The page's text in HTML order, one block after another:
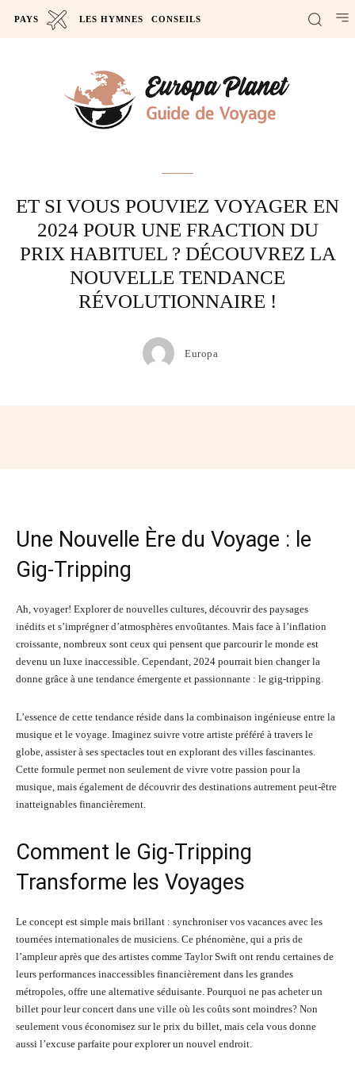
PAYS LES HYMNES CONSEILS
ET SI VOUS POUVIEZ VOYAGER EN
2024 POUR UNE FRACTION DU
PRIX HABITUEL ? DÉCOUVREZ LA
NOUVELLE TENDANCE
RÉVOLUTIONNAIRE !
Europa
Une Nouvelle Ère du Voyage : le
Gig-Tripping
Ah, voyager! Explorer de nouvelles cultures, découvrir des paysages
inédits et s’imprégner d’atmosphères envoûtantes. Mais face à l’inflation
croissante, nombreux sont ceux qui pensent que parcourir le monde est
devenu un luxe inaccessible. Cependant, 2024 pourrait bien changer la
donne grâce à une tendance émergente et passionnante : le gig-tripping.
L’essence de cette tendance réside dans la combinaison ingénieuse entre la
musique et le voyage. Imaginez suivre votre artiste préféré à travers le
globe, assister à ses spectacles tout en explorant des villes fascinantes.
Cette formule permet non seulement de vivre votre passion pour la
musique, mais également de découvrir des destinations autrement peut-être
inatteignables financièrement.
Comment le Gig-Tripping
Transforme les Voyages
Le concept est simple mais brillant : synchroniser vos vacances avec les
tournées internationales de musiciens. Ce phénomène, qui a pris de
l’ampleur après que des artistes comme Taylor Swift ont rendu certaines de
leurs performances inaccessibles financièrement dans les grandes
métropoles, offre une alternative séduisante. Pourquoi ne pas acheter un
billet pour leur concert dans une ville où les coûts sont moindres? Non
seulement vous économisez sur le prix du billet, mais cela vous donne
aussi l’excuse parfaite pour explorer un nouvel endroit.